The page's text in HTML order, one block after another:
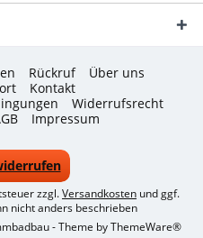
Rückruf
Über uns
Kontakt
Widerrufsrecht
Impressum
zzgl.Versandkosten und ggf.
nicht anders beschrieben
- Theme byThemeWare®